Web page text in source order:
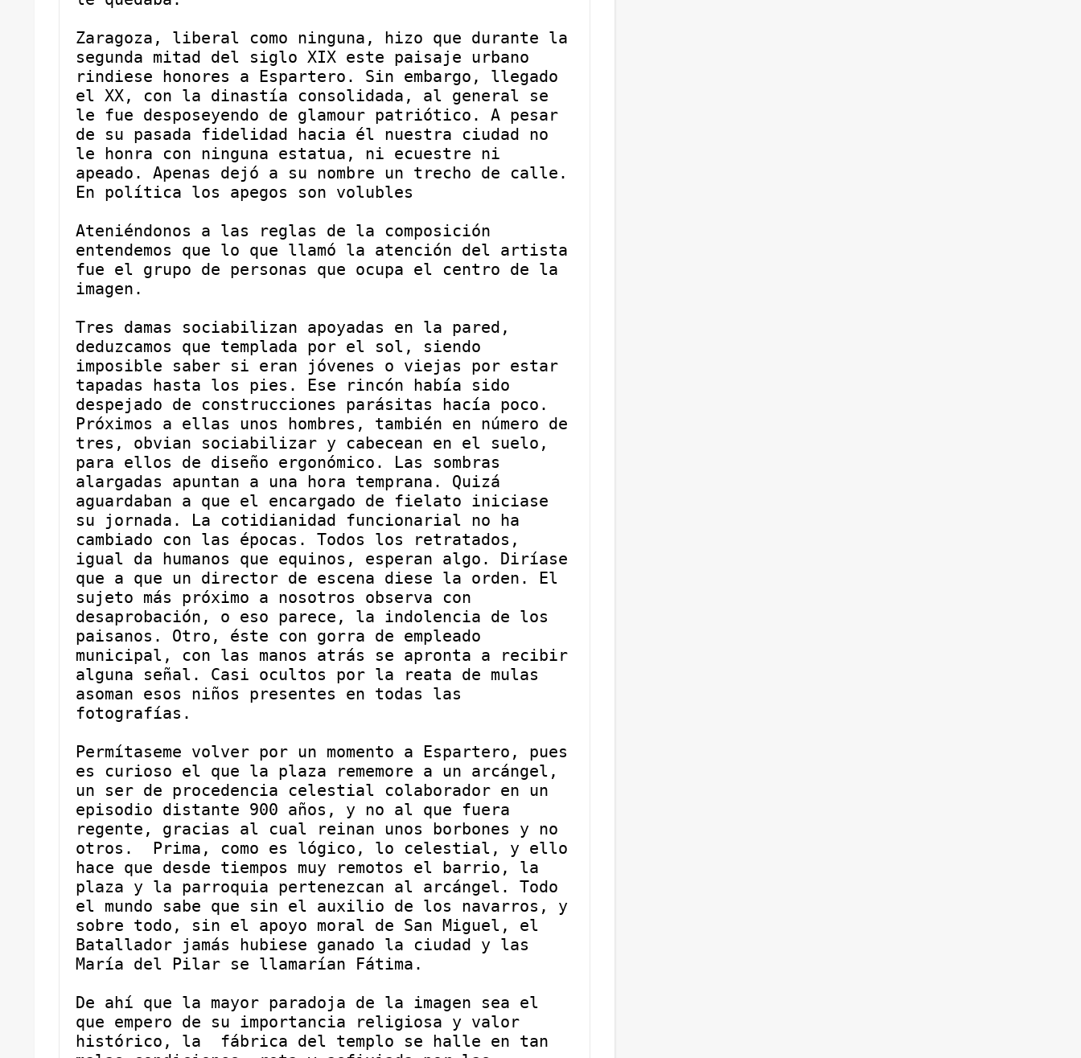
Zaragoza, liberal como ninguna, hizo que durante la
segunda mitad del siglo XIX este paisaje urbano
rindiese honores a Espartero. Sin embargo, llegado
el XX, con la dinastía consolidada, al general se
le fue desposeyendo de glamour patriótico. A pesar
de su pasada fidelidad hacia él nuestra ciudad no
le honra con ninguna estatua, ni ecuestre ni
apeado. Apenas dejó a su nombre un trecho de calle.
En política los apegos son volubles
Ateniéndonos a las reglas de la composición
entendemos que lo que llamó la atención del artista
fue el grupo de personas que ocupa el centro de la
imagen.
Tres damas sociabilizan apoyadas en la pared,
deduzcamos que templada por el sol, siendo
imposible saber si eran jóvenes o viejas por estar
tapadas hasta los pies. Ese rincón había sido
despejado de construcciones parásitas hacía poco.
Próximos a ellas unos hombres, también en número de
tres, obvian sociabilizar y cabecean en el suelo,
para ellos de diseño ergonómico. Las sombras
alargadas apuntan a una hora temprana. Quizá
aguardaban a que el encargado de fielato iniciase
su jornada. La cotidianidad funcionarial no ha
cambiado con las épocas. Todos los retratados,
igual da humanos que equinos, esperan algo. Diríase
que a que un director de escena diese la orden. El
sujeto más próximo a nosotros observa con
desaprobación, o eso parece, la indolencia de los
paisanos. Otro, éste con gorra de empleado
municipal, con las manos atrás se apronta a recibir
alguna señal. Casi ocultos por la reata de mulas
asoman esos niños presentes en todas las
fotografías.
Permítaseme volver por un momento a Espartero, pues
es curioso el que la plaza rememore a un arcángel,
un ser de procedencia celestial colaborador en un
episodio distante 900 años, y no al que fuera
regente, gracias al cual reinan unos borbones y no
otros.  Prima, como es lógico, lo celestial, y ello
hace que desde tiempos muy remotos el barrio, la
plaza y la parroquia pertenezcan al arcángel. Todo
el mundo sabe que sin el auxilio de los navarros, y
sobre todo, sin el apoyo moral de San Miguel, el
Batallador jamás hubiese ganado la ciudad y las
María del Pilar se llamarían Fátima.
De ahí que la mayor paradoja de la imagen sea el
que empero de su importancia religiosa y valor
histórico, la  fábrica del templo se halle en tan